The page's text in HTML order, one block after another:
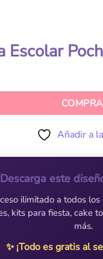
Escolar
Añadir a
este
ilimitado a todos los
kits para fiesta, cake
más.
✨ ¡Todo es gratis al